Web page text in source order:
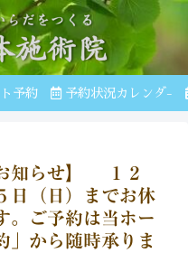
予約 予約状況カレンダ-
知らせ】 １２
日（日）までお休
。ご予約は当ホー
」から随時承りま